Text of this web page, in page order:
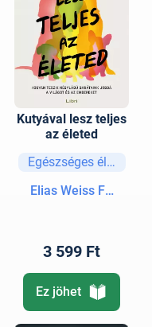
Kutyával lesz teljes
az életed
Egészséges életmód
Elias Weiss Friedman
3 599 Ft
Ez jöhet